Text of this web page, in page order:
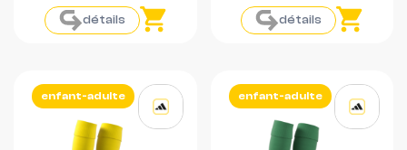
détails détails
enfant-adulte enfant-adulte